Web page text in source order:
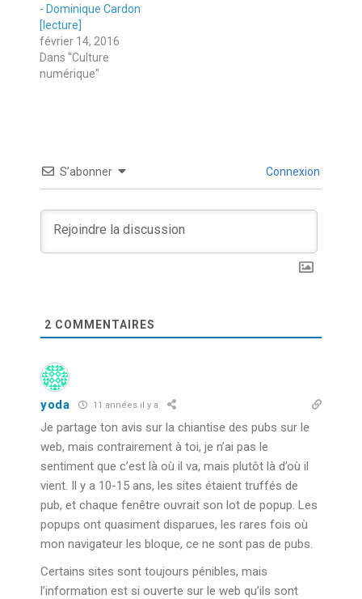
- Dominique Cardon
[lecture]
février 14, 2016
Dans "Culture
numérique"
S’abonner Connexion
2 COMMENTAIRES
yoda 11 années il y a
Je partage ton avis sur la chiantise des pubs sur le
web, mais contrairement à toi, je n’ai pas le
sentiment que c’est là où il va, mais plutôt là d’où il
vient. Il y a 10-15 ans, les sites étaient truffés de
pub, et chaque fenêtre ouvrait son lot de popup. Les
popups ont quasiment disparues, les rares fois où
mon navigateur les bloque, ce ne sont pas de pubs.
Certains sites sont toujours pénibles, mais
l’information est si ouverte sur le web qu’ils sont